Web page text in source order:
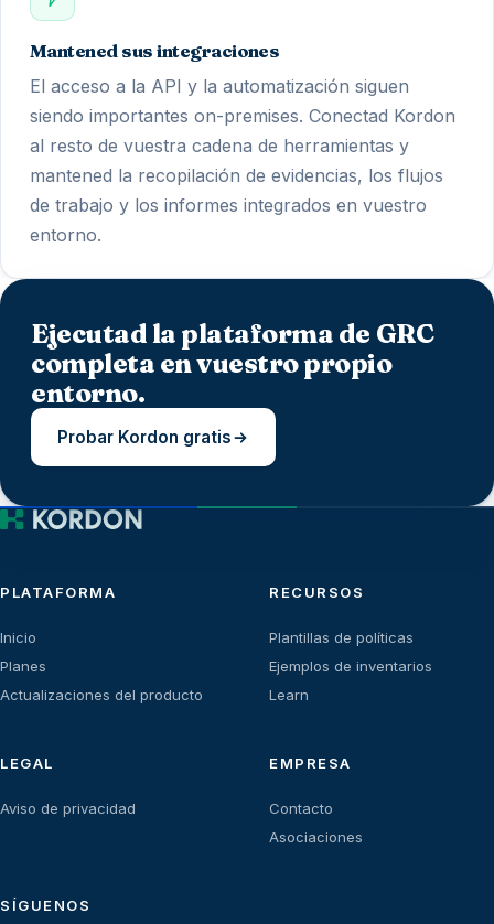
Mantened sus integraciones
El acceso a la API y la automatización siguen
siendo importantes on-premises. Conectad Kordon
al resto de vuestra cadena de herramientas y
mantened la recopilación de evidencias, los flujos
de trabajo y los informes integrados en vuestro
entorno.
Ejecutad la plataforma de GRC
completa en vuestro propio
entorno.
Probar Kordon gratis
PLATAFORMA
Inicio
Planes
Actualizaciones del producto
RECURSOS
Plantillas de políticas
Ejemplos de inventarios
Learn
LEGAL
Aviso de privacidad
EMPRESA
Contacto
Asociaciones
SÍGUENOS